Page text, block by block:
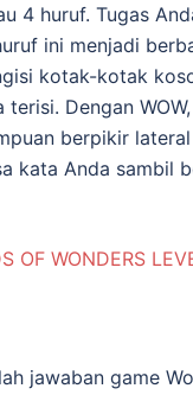
4 huruf. Tugas
ini menjadi
kotak-kotak
terisi. Dengan
berpikir
kata Anda sambil
OF WONDERS
jawaban game